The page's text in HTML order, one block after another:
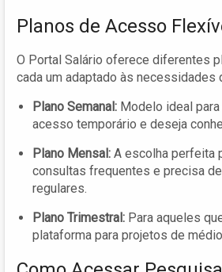
Planos de Acesso
O Portal Salário oferece diferentes
cada um adaptado às necessidades
Plano Semanal: Modelo ideal
acesso temporário e deseja
Plano Mensal: A escolha perfeita
consultas frequentes e precisa
regulares.
Plano Trimestral: Para aqueles
plataforma para projetos de